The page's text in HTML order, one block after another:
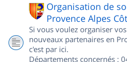
Organisation de
Provence Alpes
Si vous voulez organiser
nouveaux partenaires en
c'est par ici.
Départements concernés :